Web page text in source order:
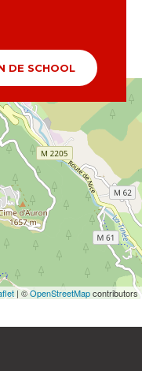
| ©OpenStreetMapcontributors
DE SCHOOL